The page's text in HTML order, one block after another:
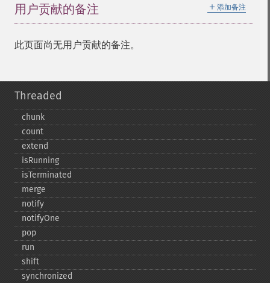
＋ 添加备注
用户贡献的备注
此页面尚无用户贡献的备注。
Threaded
chunk
count
extend
isRunning
isTerminated
merge
notify
notifyOne
pop
run
shift
synchronized